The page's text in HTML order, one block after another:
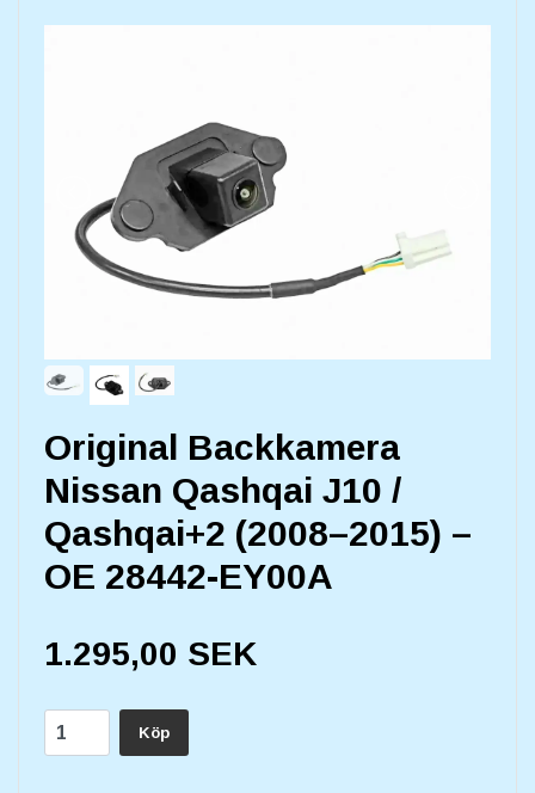
Original Backkamera
Nissan Qashqai J10 /
Qashqai+2 (2008–2015) –
OE 28442-EY00A
1.295,00 SEK
Köp